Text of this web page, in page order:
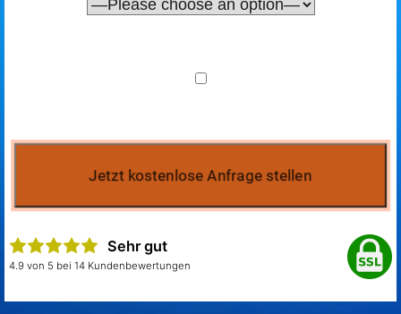
Sehr gut
4.9 von 5 bei 14 Kundenbewertungen